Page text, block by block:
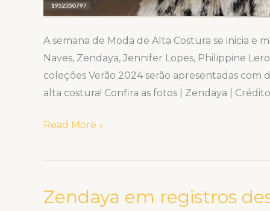
A semana de Moda de Alta Costura se inicia e
Naves, Zendaya, Jennifer Lopes, Philippine
coleções Verão 2024 serão apresentadas com
alta costura! Confira as fotos | Zendaya |
Read More »
Zendaya em registros
Zendaya